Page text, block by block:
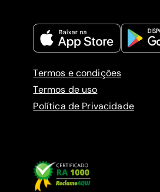
Termos e condições
Termos de uso
Política de Privacidade